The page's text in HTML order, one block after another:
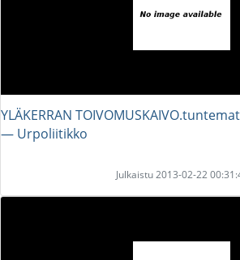
YLÄKERRAN
― Urpoliitikko
Julkaistu 2013-02-22